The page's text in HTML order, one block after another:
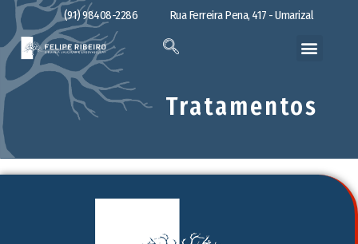
(91) 98408-2286 Rua Ferreira Pena, 417 - Umarizal
Tratamentos